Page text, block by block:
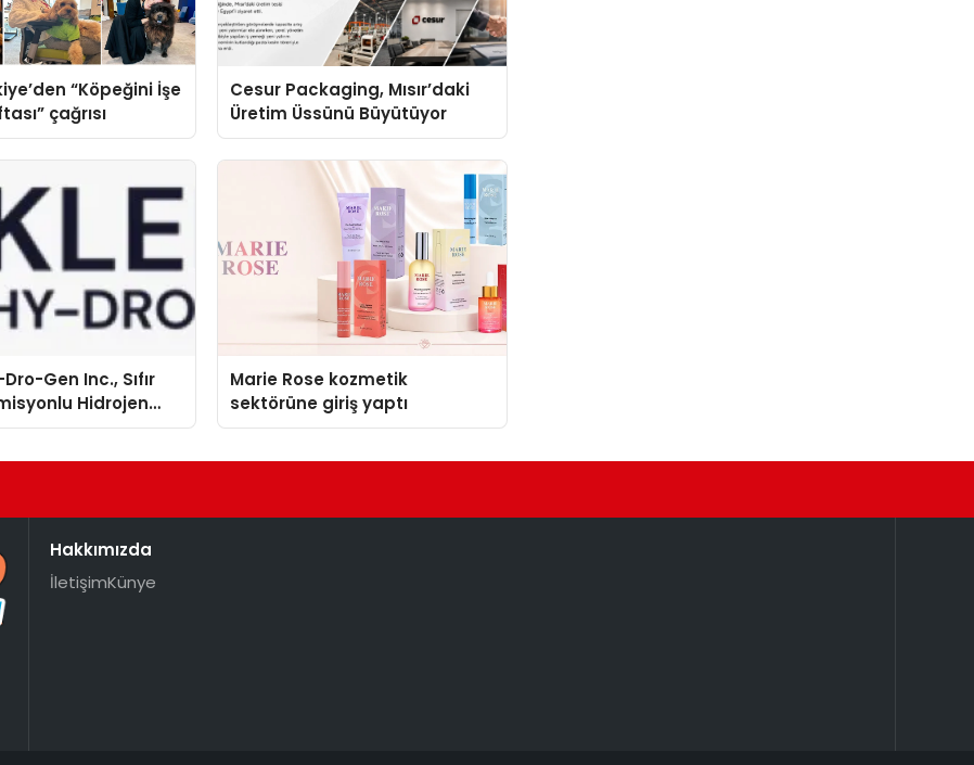
“Köpeğini İşe
çağrısı
Cesur Packaging, Mısır’daki
Üretim Üssünü Büyütüyor
Gen Inc., Sıfır
Hidrojen
ISO ve
Marie Rose kozmetik
sektörüne giriş yaptı
Hakkımızda
İletişimKünye